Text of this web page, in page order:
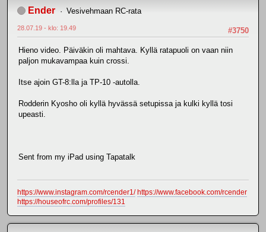
Ender Vesivehmaan RC-rata
#3750
28.07.19 - klo: 19.49
Hieno video. Päiväkin oli mahtava. Kyllä ratapuoli on vaan niin
paljon mukavampaa kuin crossi.
Itse ajoin GT-8:lla ja TP-10 -autolla.
Rodderin Kyosho oli kyllä hyvässä setupissa ja kulki kyllä tosi
upeasti.
Sent from my iPad using Tapatalk
https://www.instagram.com/rcender1/ https://www.facebook.com/rcender
https://houseofrc.com/profiles/131